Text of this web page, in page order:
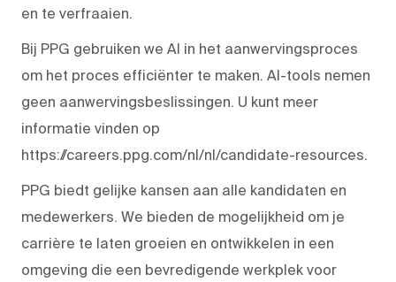
en te verfraaien.
Bij PPG gebruiken we AI in het aanwervingsproces
om het proces efficiënter te maken. AI-tools nemen
geen aanwervingsbeslissingen. U kunt meer
informatie vinden op
https://careers.ppg.com/nl/nl/candidate-resources.
PPG biedt gelijke kansen aan alle kandidaten en
medewerkers. We bieden de mogelijkheid om je
carrière te laten groeien en ontwikkelen in een
omgeving die een bevredigende werkplek voor